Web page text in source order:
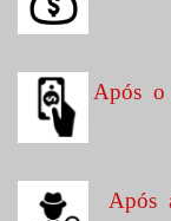
Após o
Após